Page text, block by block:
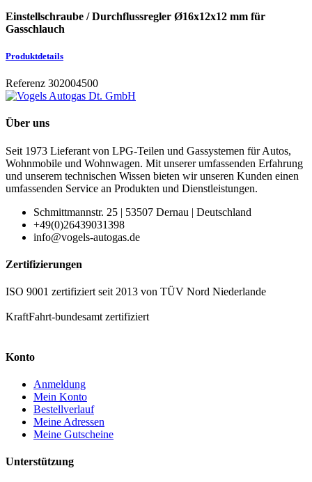
Einstellschraube / Durchflussregler Ø16x12x12 mm für
Gasschlauch
Produktdetails
Referenz 302004500
Über uns
Seit 1973 Lieferant von LPG-Teilen und Gassystemen für Autos,
Wohnmobile und Wohnwagen. Mit unserer umfassenden Erfahrung
und unserem technischen Wissen bieten wir unseren Kunden einen
umfassenden Service an Produkten und Dienstleistungen.
Schmittmannstr. 25 | 53507 Dernau | Deutschland
+49(0)26439031398
info@vogels-autogas.de
Zertifizierungen
ISO 9001 zertifiziert seit 2013 von TÜV Nord Niederlande
KraftFahrt-bundesamt zertifiziert
Konto
Anmeldung
Mein Konto
Bestellverlauf
Meine Adressen
Meine Gutscheine
Unterstützung